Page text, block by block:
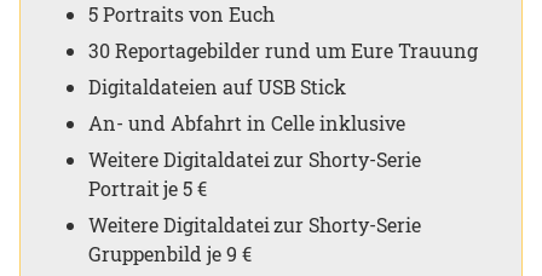
5 Portraits von Euch
30 Reportagebilder rund um Eure Trauung
Digitaldateien auf USB Stick
An- und Abfahrt in Celle inklusive
Weitere Digitaldatei zur Shorty-Serie
Portrait je 5 €
Weitere Digitaldatei zur Shorty-Serie
Gruppenbild je 9 €